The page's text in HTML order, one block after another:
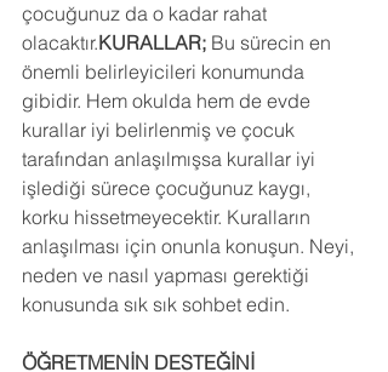
çocuğunuz da o kadar rahat
olacaktır.KURALLAR; Bu sürecin en
önemli belirleyicileri konumunda
gibidir. Hem okulda hem de evde
kurallar iyi belirlenmiş ve çocuk
tarafından anlaşılmışsa kurallar iyi
işlediği sürece çocuğunuz kaygı,
korku hissetmeyecektir. Kuralların
anlaşılması için onunla konuşun. Neyi,
neden ve nasıl yapması gerektiği
konusunda sık sık sohbet edin.
ÖĞRETMENİN DESTEĞİNİ